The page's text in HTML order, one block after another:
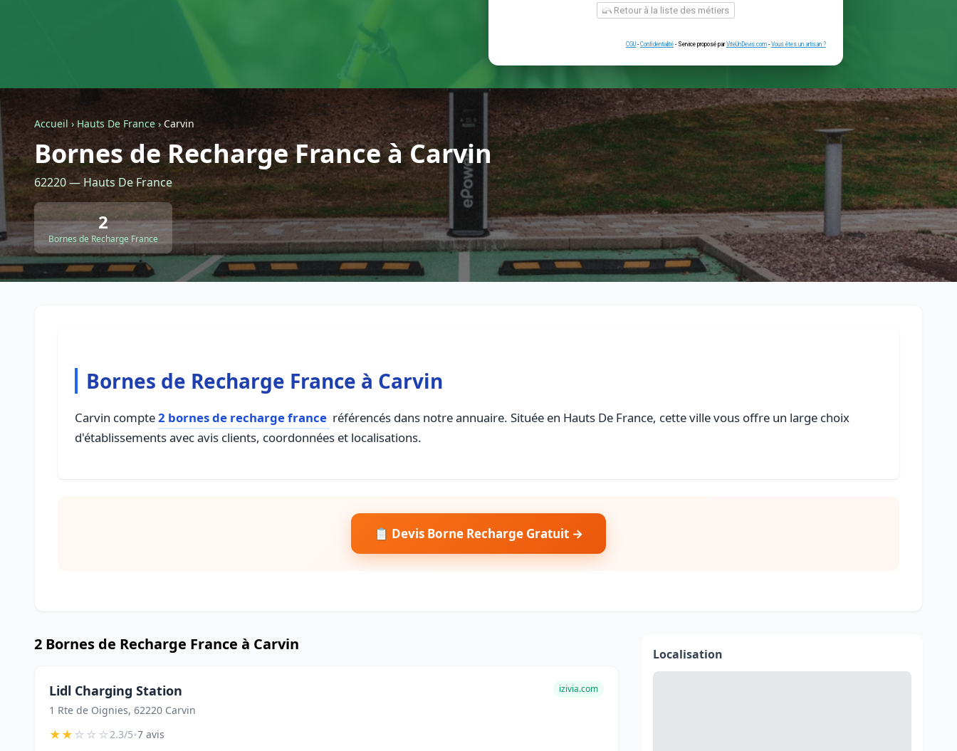
Je ne sais pas
Retour à la liste des métiers
Confidentialité - Service proposé par ViteUnDevis.com-
Accueil › Hauts De France › Carvin
Bornes de Recharge France à Carvin
62220 — Hauts De France
2
Bornes de Recharge France
Bornes de Recharge France à Carvin
Carvin compte2 bornes de recharge france référencés dans notre annuaire. Située en Hauts De France, cette ville vous offre un large choix
d'établissements avec avis clients, coordonnées et localisations.
📋 Devis Borne Recharge Gratuit →
2 Bornes de Recharge France à Carvin
Lidl Charging Station
1 Rte de Oignies, 62220 Carvin
izivia.com
★★☆☆☆2.3/5•7 avis
Localisation